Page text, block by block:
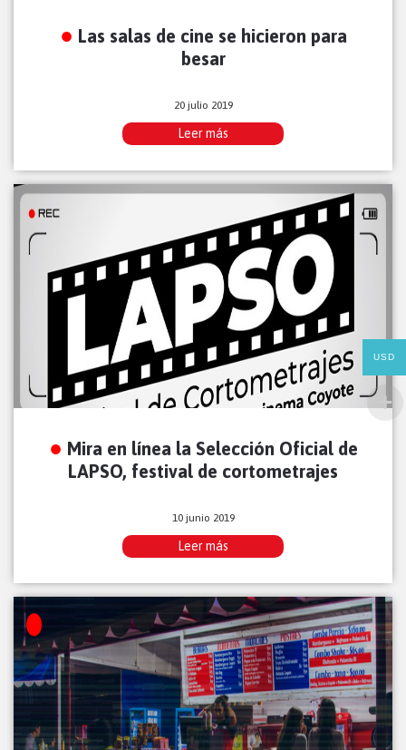
Las salas de cine se hicieron para
besar
20 julio 2019
Leer más
Mira en línea la Selección Oficial de
LAPSO, festival de cortometrajes
10 junio 2019
Leer más
USD